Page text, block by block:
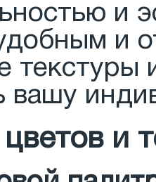
и
и
текстуры
вашу
и